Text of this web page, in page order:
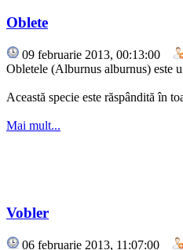
Oblete
09 februarie 2013, 00:13:00
Obletele (Alburnus alburnus) este
Această specie este răspândită în
Mai mult...
Vobler
06 februarie 2013, 11:07:00